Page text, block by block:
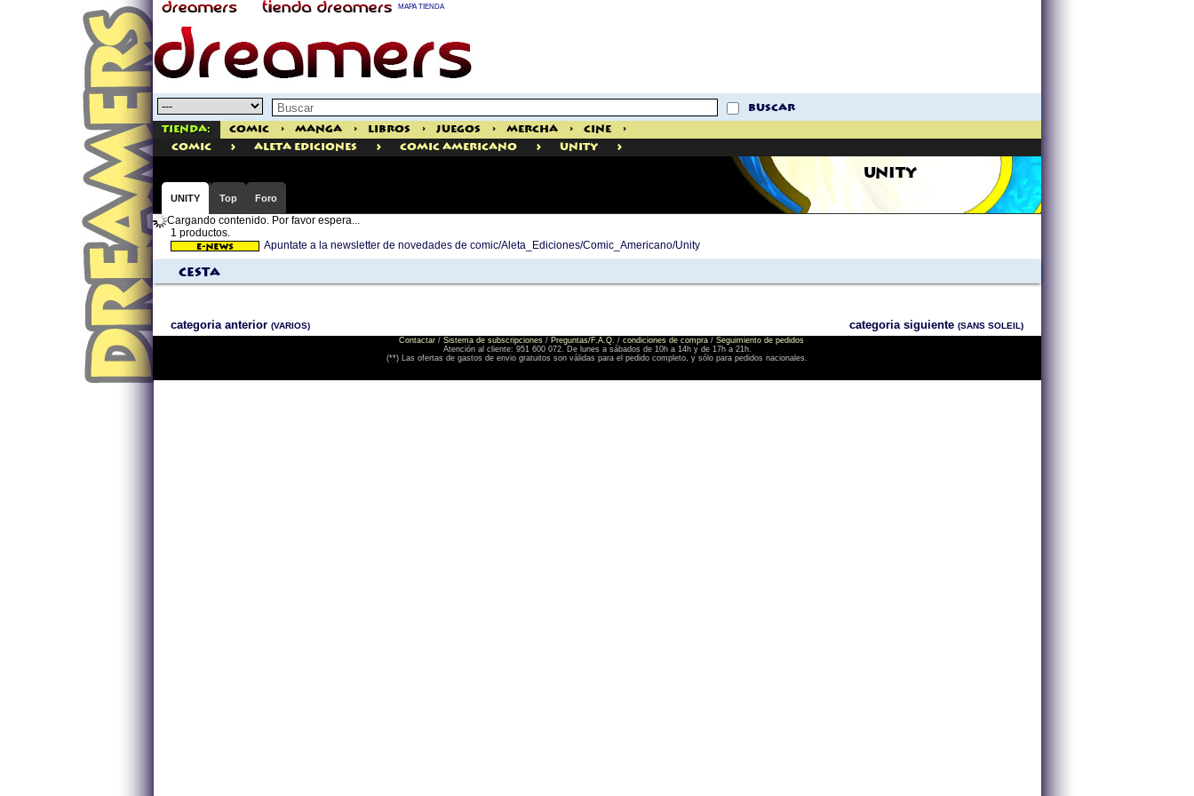
MAPA TIENDA
buscar
Tienda: Comic > Manga > Libros > Juegos > Mercha > Cine
>
comic
> Aleta Ediciones > Comic Americano > Unity >
UNITY
UNITY Top Foro
Cargando contenido. Por favor espera...
1 productos.
Apuntate a la newsletter de novedades de comic/Aleta_Ediciones/Comic_Americano/Unity
Cesta
categoria anterior (VARIOS) categoria siguiente (SANS SOLEIL)
Contactar / Sistema de subscripciones / Preguntas/F.A.Q. / condiciones de compra / Seguimiento de pedidos
Atención al cliente: 951 600 072. De lunes a sábados de 10h a 14h y de 17h a 21h.
(**) Las ofertas de gastos de envio gratuitos son válidas para el pedido completo, y sólo para pedidos nacionales.